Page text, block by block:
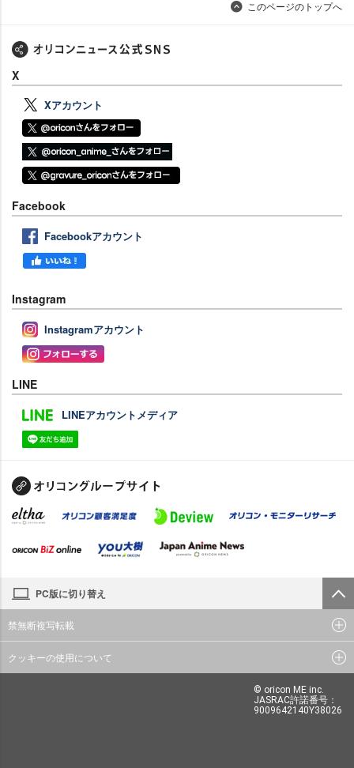
このページのトップへ
X
Xアカウント
Facebook
Facebookアカウント
Instagram
Instagramアカウント
LINE
LINEアカウントメディア
PC版に切り替え
禁無断複写転載
クッキーの使用について
© oricon ME inc.
JASRAC許諾番号：
9009642140Y38026